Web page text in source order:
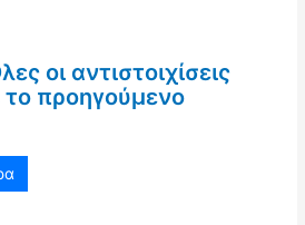
οι αντιστοιχίσεις
το προηγούμενο